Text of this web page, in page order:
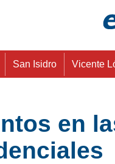
San Isidro Vicente
en